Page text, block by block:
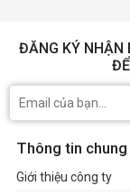
ĐĂNG KÝ NHẬN
Thông tin chung
Giới thiệu công ty